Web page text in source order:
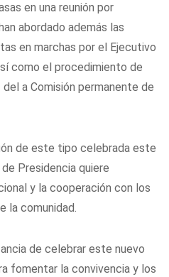
en una reunión por
abordado además las
en marchas por el Ejecutivo
como el procedimiento de
a Comisión permanente de
de este tipo celebrada este
Presidencia quiere
y la cooperación con los
la comunidad.
de celebrar este nuevo
fomentar la convivencia y los